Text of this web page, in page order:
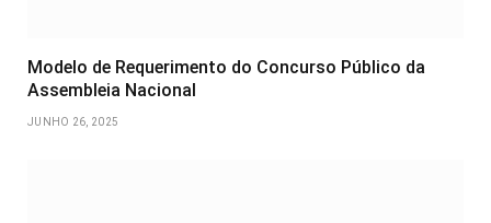
Modelo de Requerimento do Concurso Público da
Assembleia Nacional
JUNHO 26, 2025